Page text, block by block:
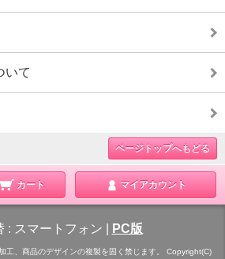
いて
ページトップへもどる
カート マイアカウント
: スマートフォン PC版
工、商品のデザインの複製を固く禁じます。 Copyright(C)